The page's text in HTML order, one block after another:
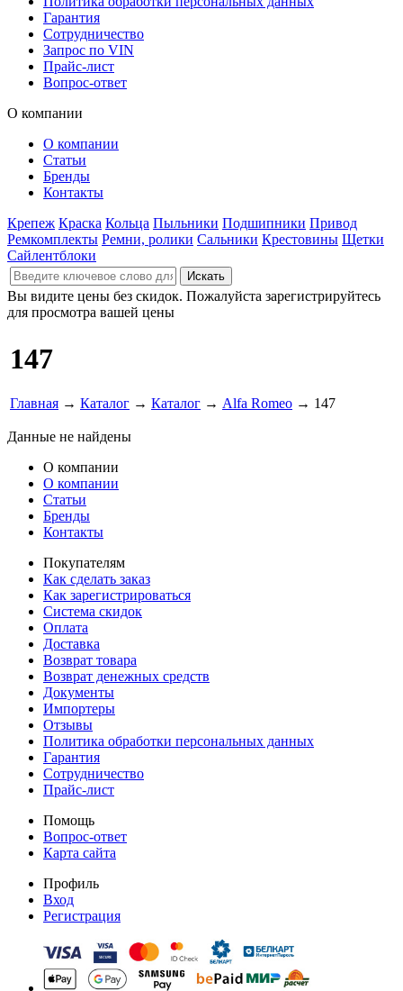
Гарантия
Сотрудничество
Запрос по VIN
Прайс-лист
Вопрос-ответ
О компании
О компании
Статьи
Бренды
Контакты
Крепеж Краска Кольца Пыльники Подшипники Привод
Ремкомплекты Ремни, ролики Сальники Крестовины Щетки
Сайлентблоки
Вы видите цены без скидок. Пожалуйста зарегистрируйтесь
для просмотра вашей цены
147
Главная → Каталог → Каталог → Alfa Romeo → 147
Данные не найдены
О компании
О компании
Статьи
Бренды
Контакты
Покупателям
Как сделать заказ
Как зарегистрироваться
Система скидок
Оплата
Доставка
Возврат товара
Возврат денежных средств
Документы
Импортеры
Отзывы
Политика обработки персональных данных
Гарантия
Сотрудничество
Прайс-лист
Помощь
Вопрос-ответ
Карта сайта
Профиль
Вход
Регистрация